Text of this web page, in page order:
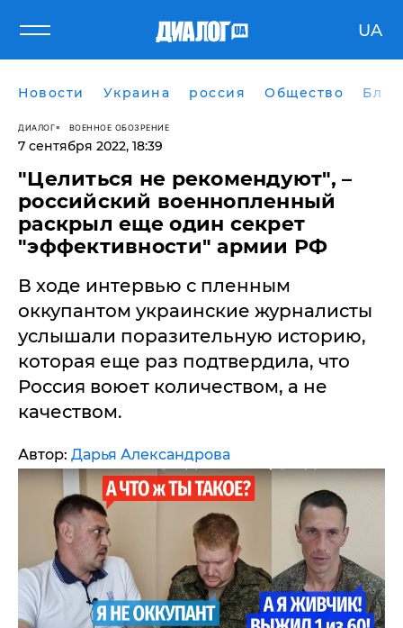
UA
Новости Украина россия Общество
ДИАЛОГ ВОЕННОЕ ОБОЗРЕНИЕ
7 сентября 2022, 18:39
"Целиться не рекомендуют", –
российский военнопленный
раскрыл еще один секрет
"эффективности" армии РФ
В ходе интервью с пленным
оккупантом украинские журналисты
услышали поразительную историю,
которая еще раз подтвердила, что
Россия воюет количеством, а не
качеством.
Автор: Дарья Александрова